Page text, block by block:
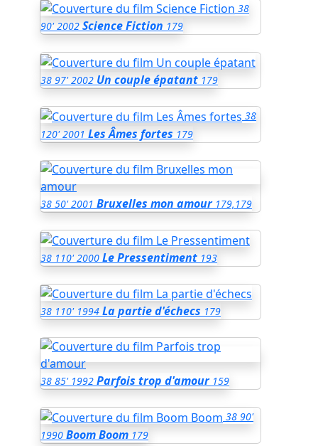
38
90' 2002 Science Fiction 179
38 97' 2002 Un couple épatant 179
38
120' 2001 Les Âmes fortes 179
38 50' 2001 Bruxelles mon amour 179,179
38 110' 2000 Le Pressentiment 193
38 110' 1994 La partie d'échecs 179
38 85' 1992 Parfois trop d'amour 159
38 90'
1990 Boom Boom 179